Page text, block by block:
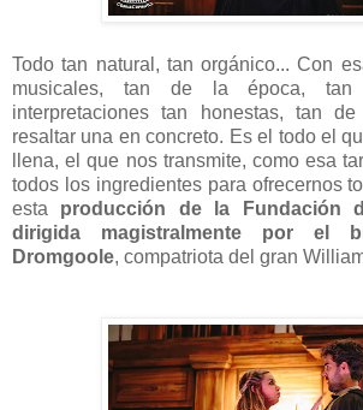
Todo tan natural, tan orgánico... Con
musicales, tan de la época, tan
interpretaciones tan honestas, tan
resaltar una en concreto. Es el todo el
llena, el que nos transmite, como esa
todos los ingredientes para ofrecernos
esta producción de la Fundación
dirigida magistralmente por el
Dromgoole, compatriota del gran